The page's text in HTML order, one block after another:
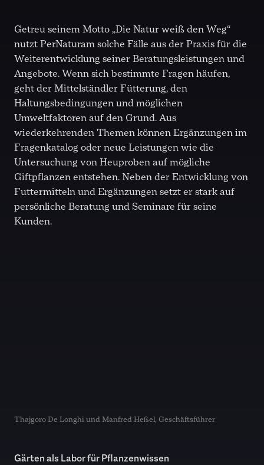
Getreu seinem Motto „Die Natur weiß den Weg“
nutzt PerNaturam solche Fälle aus der Praxis für die
Weiterentwicklung seiner Beratungsleistungen und
Angebote. Wenn sich bestimmte Fragen häufen,
geht der Mittelständler Fütterung, den
Haltungsbedingungen und möglichen
Umweltfaktoren auf den Grund. Aus
wiederkehrenden Themen können Ergänzungen im
Fragenkatalog oder neue Leistungen wie die
Untersuchung von Heuproben auf mögliche
Giftpflanzen entstehen. Neben der Entwicklung von
Futtermitteln und Ergänzungen setzt er stark auf
persönliche Beratung und Seminare für seine
Kunden.
Thajgoro De Longhi und Manfred Heßel, Geschäftsführer
Gärten als Labor für Pflanzenwissen